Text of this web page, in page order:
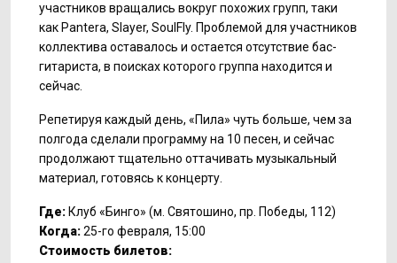
участников вращались вокруг похожих групп, таки
как Pantera, Slayer, SoulFly. Проблемой для участников
коллектива оставалось и остается отсутствие бас-
гитариста, в поисках которого группа находится и
сейчас.
Репетируя каждый день, «Пила» чуть больше, чем за
полгода сделали программу на 10 песен, и сейчас
продолжают тщательно оттачивать музыкальный
материал, готовясь к концерту.
Где: Клуб «Бинго» (м. Святошино, пр. Победы, 112)
Когда:25-го февраля, 15:00
Стоимость билетов: